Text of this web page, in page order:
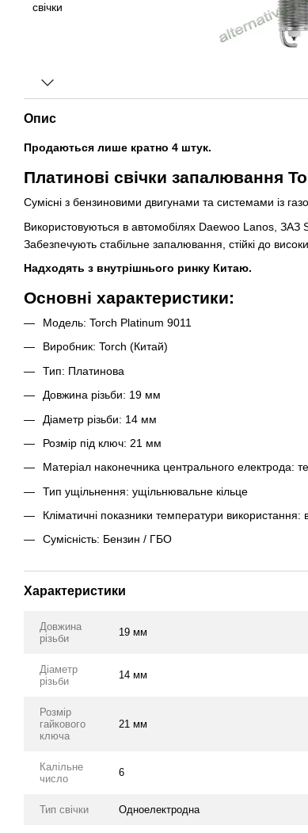
Опис
Продаються лише кратно 4 штук.
Платинові свічки запалювання
Сумісні з бензиновими двигунами та системами із
Використовуються в автомобілях Daewoo Lanos, ЗАЗ
Забезпечують стабільне запалювання, стійкі до
Надходять з внутрішнього ринку Китаю.
Основні характеристики:
Модель: Torch Platinum 9011
Виробник: Torch (Китай)
Тип: Платинова
Довжина різьби: 19 мм
Діаметр різьби: 14 мм
Розмір під ключ: 21 мм
Матеріал наконечника центрального електрода:
Тип ущільнення: ущільнювальне кільце
Кліматичні показники температури використання:
Сумісність: Бензин / ГБО
Характеристики
Довжина
різьби
19 мм
Діаметр
різьби
14 мм
Розмір
гайкового
ключа
21 мм
Калільне
число
6
Тип свічки Одноелектродна